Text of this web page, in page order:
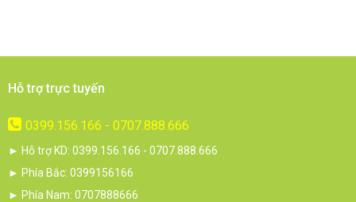
Hỗ trợ trực tuyến
0399.156.166 - 0707.888.666
► Hỗ trợ KD: 0399.156.166 - 0707.888.666
► Phía Bắc: 0399156166
► Phía Nam: 0707888666